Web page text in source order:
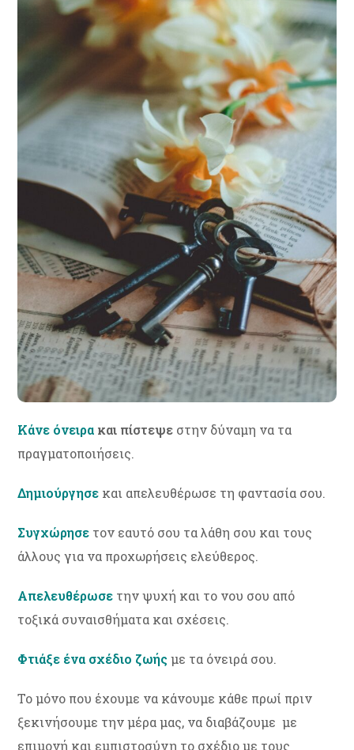
Κάνε όνειρα και πίστεψε στην δύναμη να τα
πραγματοποιήσεις.
Δημιούργησε και απελευθέρωσε τη φαντασία σου.
Συγχώρησε τον εαυτό σου τα λάθη σου και τους
άλλους για να προχωρήσεις ελεύθερος.
Απελευθέρωσε την ψυχή και το νου σου από
τοξικά συναισθήματα και σχέσεις.
Φτιάξε ένα σχέδιο ζωής με τα όνειρά σου.
Το μόνο που έχουμε να κάνουμε κάθε πρωί πριν
ξεκινήσουμε την μέρα μας, να διαβάζουμε με
επιμονή και εμπιστοσύνη το σχέδιο με τους